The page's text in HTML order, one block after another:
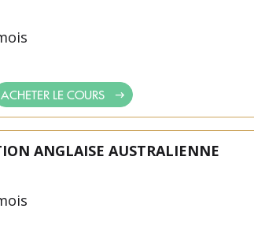
ACHETER LE COURS
ANGLAISE AUSTRALIENNE